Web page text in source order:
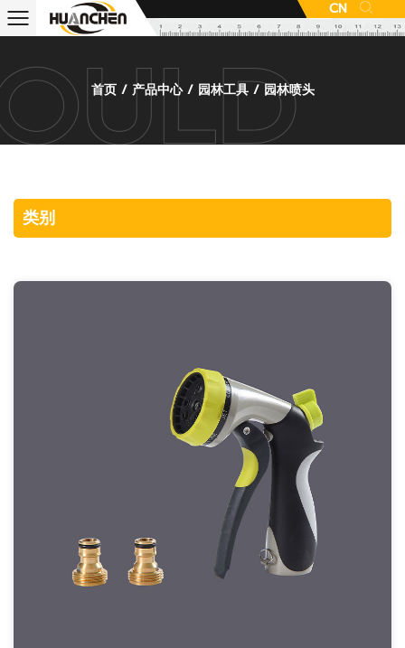
CN
首页/ 产品中心/ 园林工具/ 园林喷头
类别